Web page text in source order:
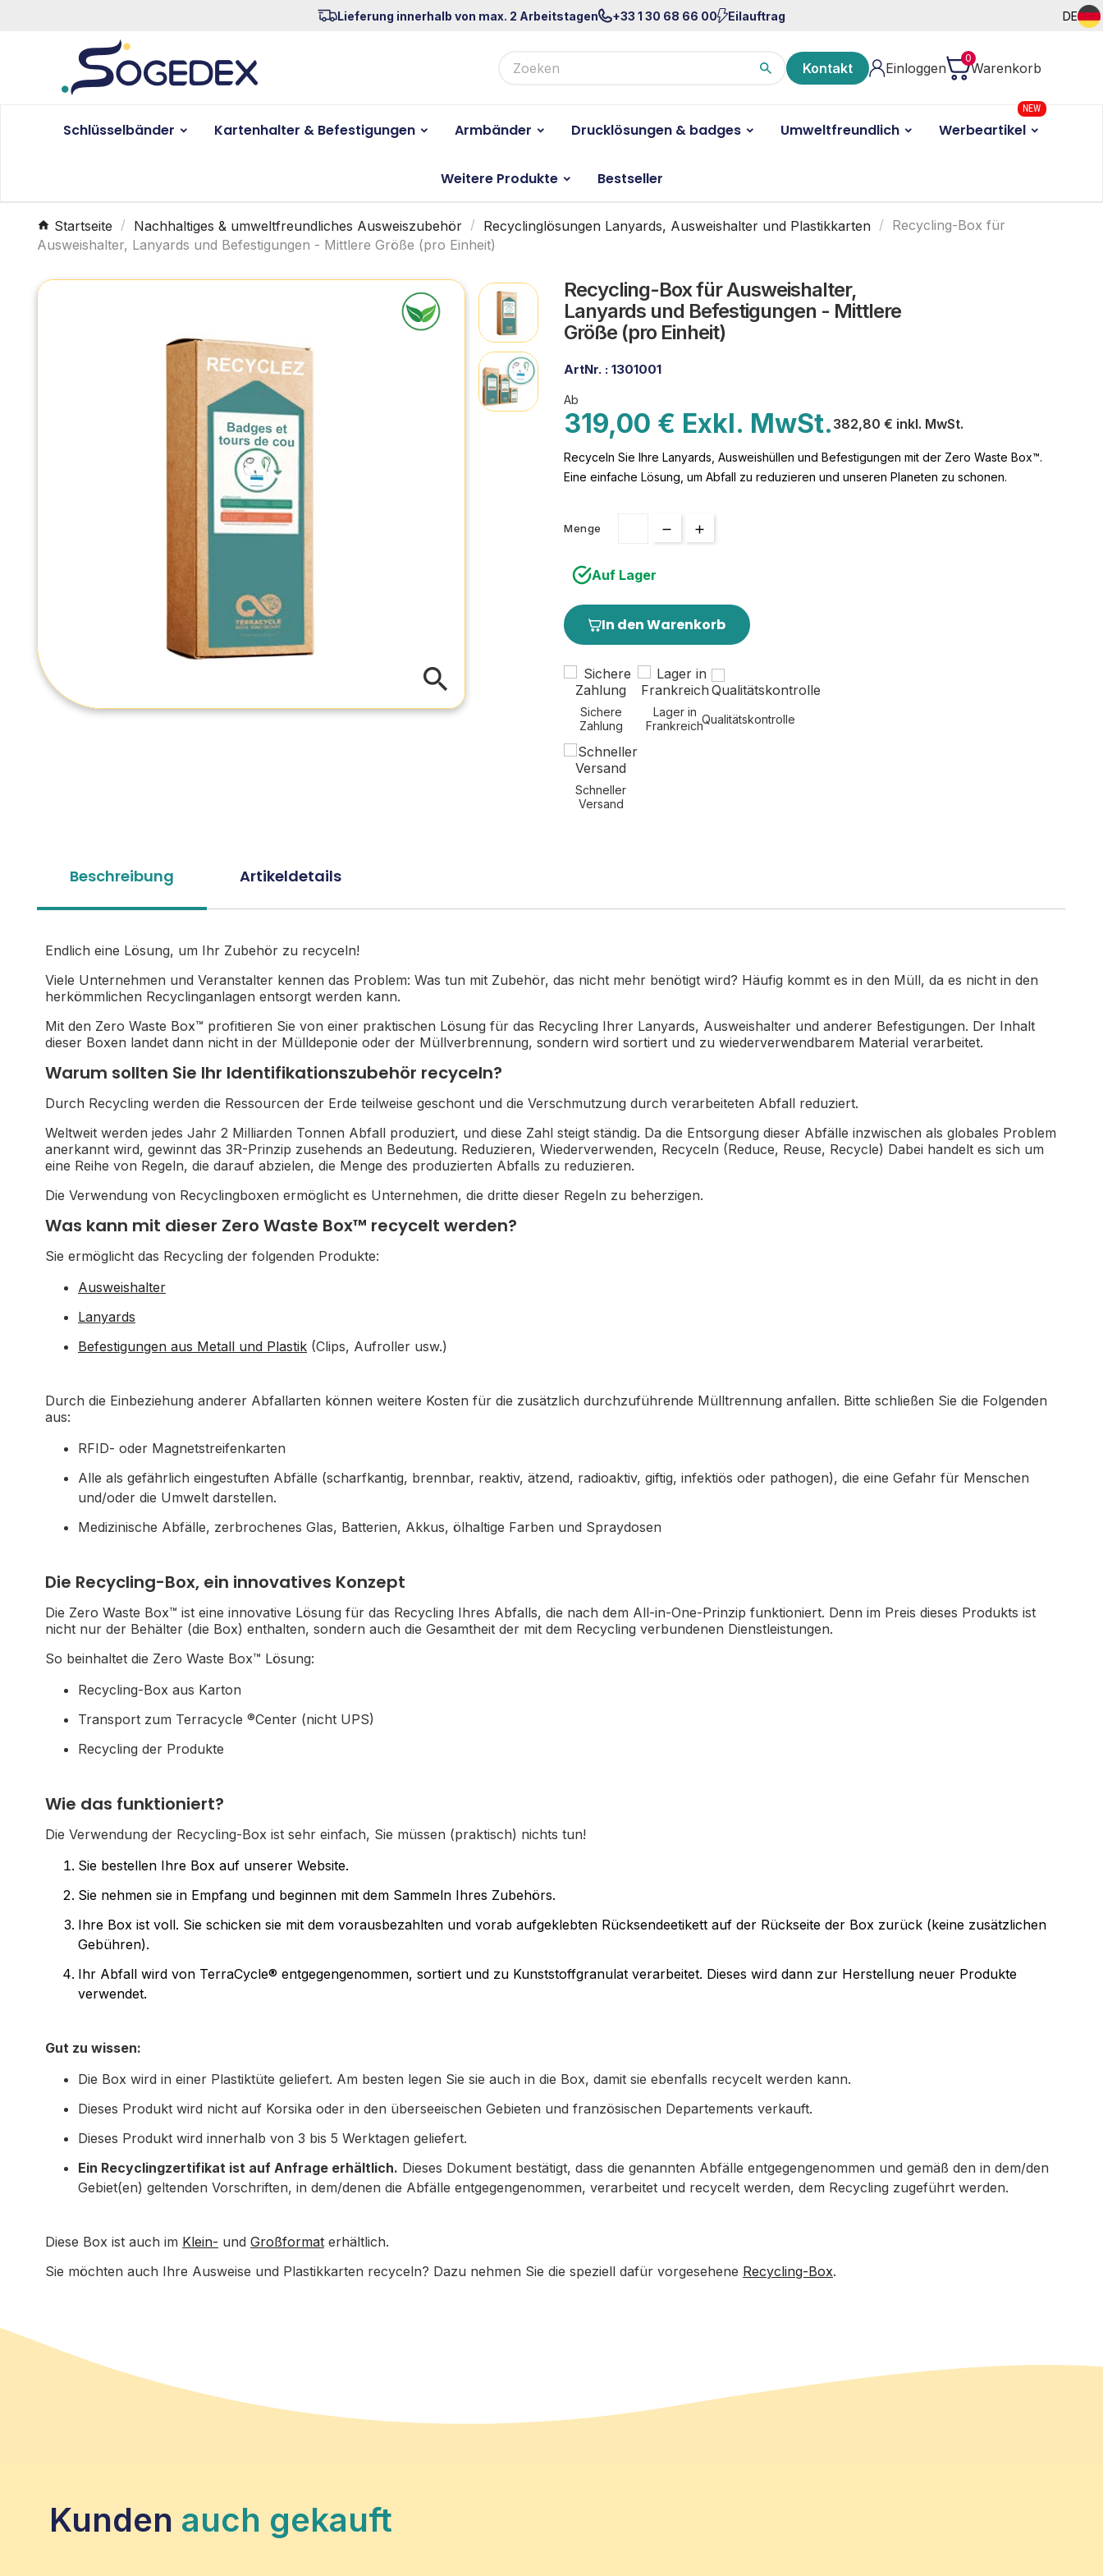
Lieferung innerhalb von max. 2 Arbeitstagen +33 1 30 68 66 00 Eilauftrag DE
Kontakt Einloggen
0
Warenkorb
Schlüsselbänder Kartenhalter & Befestigungen Armbänder Drucklösungen & badges Umweltfreundlich Werbeartikel
NEW
Weitere Produkte Bestseller
Startseite Nachhaltiges & umweltfreundliches Ausweiszubehör Recyclinglösungen Lanyards, Ausweishalter und Plastikkarten
Recycling-Box für
Ausweishalter, Lanyards und Befestigungen - Mittlere Größe (pro Einheit)
search
Recycling-Box für Ausweishalter,
Lanyards und Befestigungen - Mittlere
Größe (pro Einheit)
ArtNr. : 1301001
Ab
319,00 € Exkl. MwSt. 382,80 € inkl. MwSt.
Recyceln Sie Ihre Lanyards, Ausweishüllen und Befestigungen mit der Zero Waste Box™.
Eine einfache Lösung, um Abfall zu reduzieren und unseren Planeten zu schonen.
Menge
Auf Lager
In den Warenkorb
Sichere
Zahlung
Lager in
FrankreichQualitätskontrolle
Schneller
Versand
Beschreibung Artikeldetails
Endlich eine Lösung, um Ihr Zubehör zu recyceln!
Viele Unternehmen und Veranstalter kennen das Problem: Was tun mit Zubehör, das nicht mehr benötigt wird? Häufig kommt es in den Müll, da es nicht in den
herkömmlichen Recyclinganlagen entsorgt werden kann.
Mit den Zero Waste Box™ profitieren Sie von einer praktischen Lösung für das Recycling Ihrer Lanyards, Ausweishalter und anderer Befestigungen. Der Inhalt
dieser Boxen landet dann nicht in der Mülldeponie oder der Müllverbrennung, sondern wird sortiert und zu wiederverwendbarem Material verarbeitet.
Warum sollten Sie Ihr Identifikationszubehör recyceln?
Durch Recycling werden die Ressourcen der Erde teilweise geschont und die Verschmutzung durch verarbeiteten Abfall reduziert.
Weltweit werden jedes Jahr 2 Milliarden Tonnen Abfall produziert, und diese Zahl steigt ständig. Da die Entsorgung dieser Abfälle inzwischen als globales Problem
anerkannt wird, gewinnt das 3R-Prinzip zusehends an Bedeutung. Reduzieren, Wiederverwenden, Recyceln (Reduce, Reuse, Recycle) Dabei handelt es sich um
eine Reihe von Regeln, die darauf abzielen, die Menge des produzierten Abfalls zu reduzieren.
Die Verwendung von Recyclingboxen ermöglicht es Unternehmen, die dritte dieser Regeln zu beherzigen.
Was kann mit dieser Zero Waste Box™ recycelt werden?
Sie ermöglicht das Recycling der folgenden Produkte:
Ausweishalter
Lanyards
Befestigungen aus Metall und Plastik (Clips, Aufroller usw.)
Durch die Einbeziehung anderer Abfallarten können weitere Kosten für die zusätzlich durchzuführende Mülltrennung anfallen. Bitte schließen Sie die Folgenden
aus:
RFID- oder Magnetstreifenkarten
Alle als gefährlich eingestuften Abfälle (scharfkantig, brennbar, reaktiv, ätzend, radioaktiv, giftig, infektiös oder pathogen), die eine Gefahr für Menschen
und/oder die Umwelt darstellen.
Medizinische Abfälle, zerbrochenes Glas, Batterien, Akkus, ölhaltige Farben und Spraydosen
Die Recycling-Box, ein innovatives Konzept
Die Zero Waste Box™ ist eine innovative Lösung für das Recycling Ihres Abfalls, die nach dem All-in-One-Prinzip funktioniert. Denn im Preis dieses Produkts ist
nicht nur der Behälter (die Box) enthalten, sondern auch die Gesamtheit der mit dem Recycling verbundenen Dienstleistungen.
So beinhaltet die Zero Waste Box™ Lösung:
Recycling-Box aus Karton
Transport zum Terracycle ®Center (nicht UPS)
Recycling der Produkte
Wie das funktioniert?
Die Verwendung der Recycling-Box ist sehr einfach, Sie müssen (praktisch) nichts tun!
Sie bestellen Ihre Box auf unserer Website.
Sie nehmen sie in Empfang und beginnen mit dem Sammeln Ihres Zubehörs.
Ihre Box ist voll. Sie schicken sie mit dem vorausbezahlten und vorab aufgeklebten Rücksendeetikett auf der Rückseite der Box zurück (keine zusätzlichen
Gebühren).
Ihr Abfall wird von TerraCycle® entgegengenommen, sortiert und zu Kunststoffgranulat verarbeitet. Dieses wird dann zur Herstellung neuer Produkte
verwendet.
Gut zu wissen:
Die Box wird in einer Plastiktüte geliefert. Am besten legen Sie sie auch in die Box, damit sie ebenfalls recycelt werden kann.
Dieses Produkt wird nicht auf Korsika oder in den überseeischen Gebieten und französischen Departements verkauft.
Dieses Produkt wird innerhalb von 3 bis 5 Werktagen geliefert.
Ein Recyclingzertifikat ist auf Anfrage erhältlich. Dieses Dokument bestätigt, dass die genannten Abfälle entgegengenommen und gemäß den in dem/den
Gebiet(en) geltenden Vorschriften, in dem/denen die Abfälle entgegengenommen, verarbeitet und recycelt werden, dem Recycling zugeführt werden.
Diese Box ist auch im Klein- und Großformat erhältlich.
Sie möchten auch Ihre Ausweise und Plastikkarten recyceln? Dazu nehmen Sie die speziell dafür vorgesehene Recycling-Box.
Kunden auch gekauft